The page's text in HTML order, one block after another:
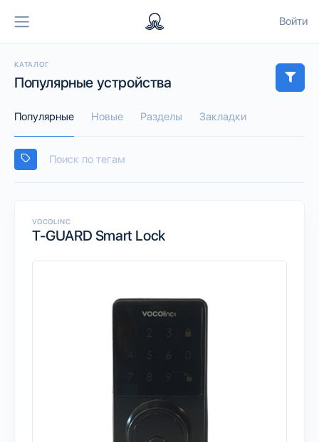
Войти
КАТАЛОГ
Популярные устройства
Популярные Новые Разделы Закладки
VOCOLINC
T-GUARD Smart Lock